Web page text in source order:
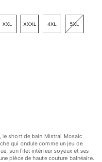
XXL XXXL 4XL 5XL
le short de bain Mistral Mosaic
qui ondule comme un jeu de
son filet intérieur soyeux et ses
pièce de haute couture balnéaire.